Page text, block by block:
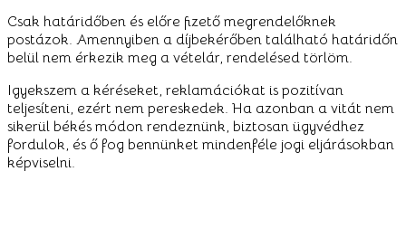
Csak határidőben és előre fizető megrendelőknek
postázok. Amennyiben a díjbekérőben található határidőn
belül nem érkezik meg a vételár, rendelésed törlöm.
Igyekszem a kéréseket, reklamációkat is pozitívan
teljesíteni, ezért nem pereskedek. Ha azonban a vitát nem
sikerül békés módon rendeznünk, biztosan ügyvédhez
fordulok, és ő fog bennünket mindenféle jogi eljárásokban
képviselni.